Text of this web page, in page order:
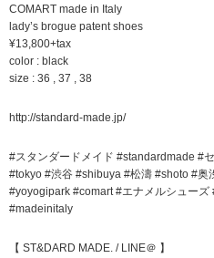
COMART made in Italy
lady’s brogue patent shoes
¥13,800+tax
color : black
size : 36 , 37 , 38
http://standard-made.jp/
#スタンダードメイド #standardmade #
#tokyo #渋谷 #shibuya #松濤 #shoto #奥
#yoyogipark #comart #エナメルシュー
#madeinitaly
【 ST&DARD MADE. / LINE＠ 】